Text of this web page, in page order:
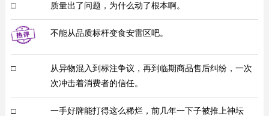
□ 质量出了问题，为什么动了根本啊。
不能从品质标杆变食安雷区吧。
□
从异物混入到标注争议，再到临期商品售后纠纷，一次
次冲击着消费者的信任。
□
一手好牌能打得这么稀烂，前几年一下子被推上神坛